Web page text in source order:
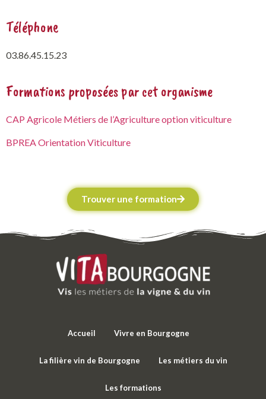
Téléphone
03.86.45.15.23
Formations proposées par cet organisme
CAP Agricole Métiers de l’Agriculture option viticulture
BPREA Orientation Viticulture
Trouver une formation
Accueil Vivre en Bourgogne
La filière vin de Bourgogne Les métiers du vin
Les formations